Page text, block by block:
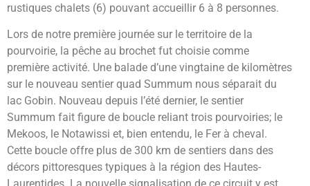
rustiques chalets (6) pouvant accueillir 6 à 8 personnes.
Lors de notre première journée sur le territoire de la
pourvoirie, la pêche au brochet fut choisie comme
première activité. Une balade d’une vingtaine de kilomètres
sur le nouveau sentier quad Summum nous séparait du
lac Gobin. Nouveau depuis l’été dernier, le sentier
Summum fait figure de boucle reliant trois pourvoiries; le
Mekoos, le Notawissi et, bien entendu, le Fer à cheval.
Cette boucle offre plus de 300 km de sentiers dans des
décors pittoresques typiques à la région des Hautes-